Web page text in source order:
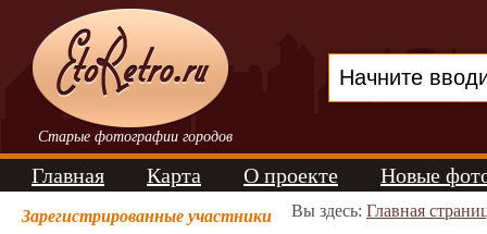
Старые фотографии городов
Главная Карта О проекте Новые
Зарегистрированные участники Вы здесь: Главная